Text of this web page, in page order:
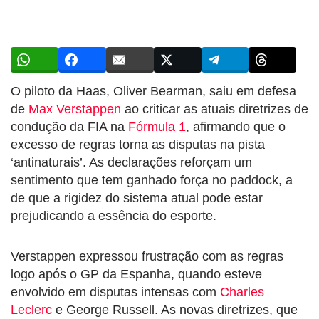
O piloto da Haas, Oliver Bearman, saiu em defesa
de Max Verstappen ao criticar as atuais diretrizes de
condução da FIA na Fórmula 1, afirmando que o
excesso de regras torna as disputas na pista
‘antinaturais’. As declarações reforçam um
sentimento que tem ganhado força no paddock, a
de que a rigidez do sistema atual pode estar
prejudicando a essência do esporte.
Verstappen expressou frustração com as regras
logo após o GP da Espanha, quando esteve
envolvido em disputas intensas com Charles
Leclerc e George Russell. As novas diretrizes, que